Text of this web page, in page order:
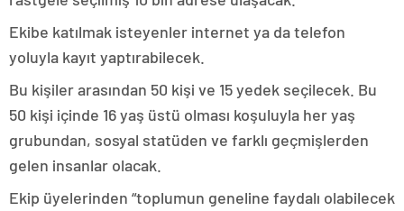
Ekibe katılmak isteyenler internet ya da telefon
yoluyla kayıt yaptırabilecek.
Bu kişiler arasından 50 kişi ve 15 yedek seçilecek. Bu
50 kişi içinde 16 yaş üstü olması koşuluyla her yaş
grubundan, sosyal statüden ve farklı geçmişlerden
gelen insanlar olacak.
Ekip üyelerinden “toplumun geneline faydalı olabilecek